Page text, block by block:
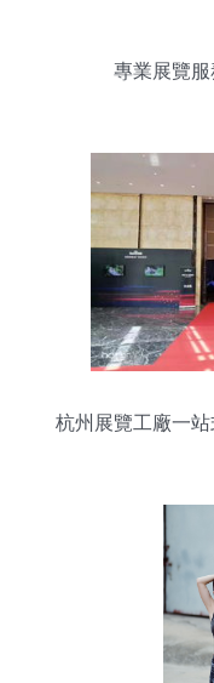
專業展覽
杭州展覽工廠一